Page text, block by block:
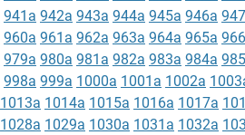
941a 942a 943a 944a 945a 946a
960a 961a 962a 963a 964a 965a
979a 980a 981a 982a 983a 984a
998a 999a 1000a 1001a 1002a
1013a 1014a 1015a 1016a 1017a
1028a 1029a 1030a 1031a 1032a